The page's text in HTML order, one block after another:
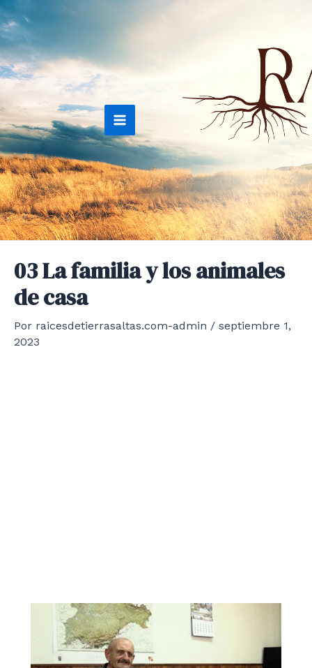
Ir
al
contenido
Main
Menu
03 La familia y los animales
de casa
Por raicesdetierrasaltas.com-admin / septiembre 1,
2023